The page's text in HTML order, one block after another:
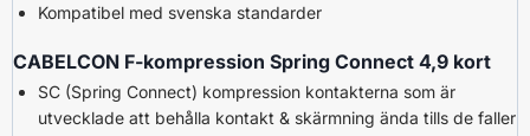
Kompatibel med svenska standarder
CABELCON F-kompression Spring Connect 4,9 kort
SC (Spring Connect) kompression kontakterna som är
utvecklade att behålla kontakt & skärmning ända tills de faller